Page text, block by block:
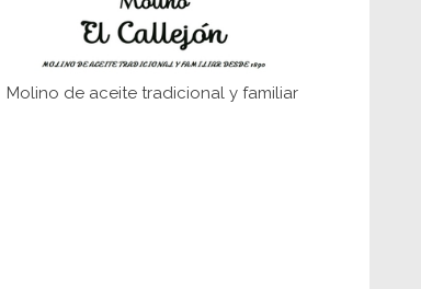
Historia y vivencias del poblado de Los
Molino de aceite tradicional y familiar